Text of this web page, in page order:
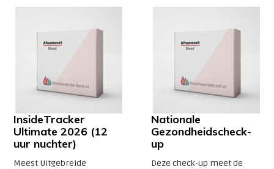
InsideTracker
Ultimate 2026 (12
uur nuchter)
Meest Uitgebreide
Nationale
Gezondheidscheck-
up
Deze check-up meet de